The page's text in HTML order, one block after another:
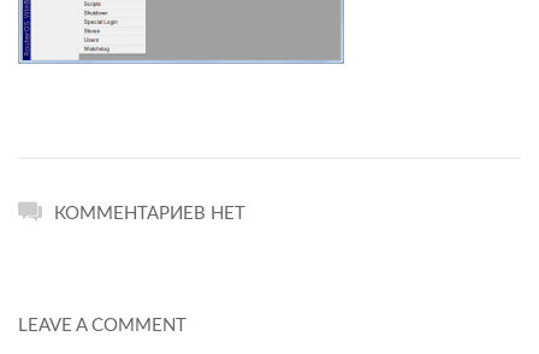
КОММЕНТАРИЕВ НЕТ
LEAVE A COMMENT